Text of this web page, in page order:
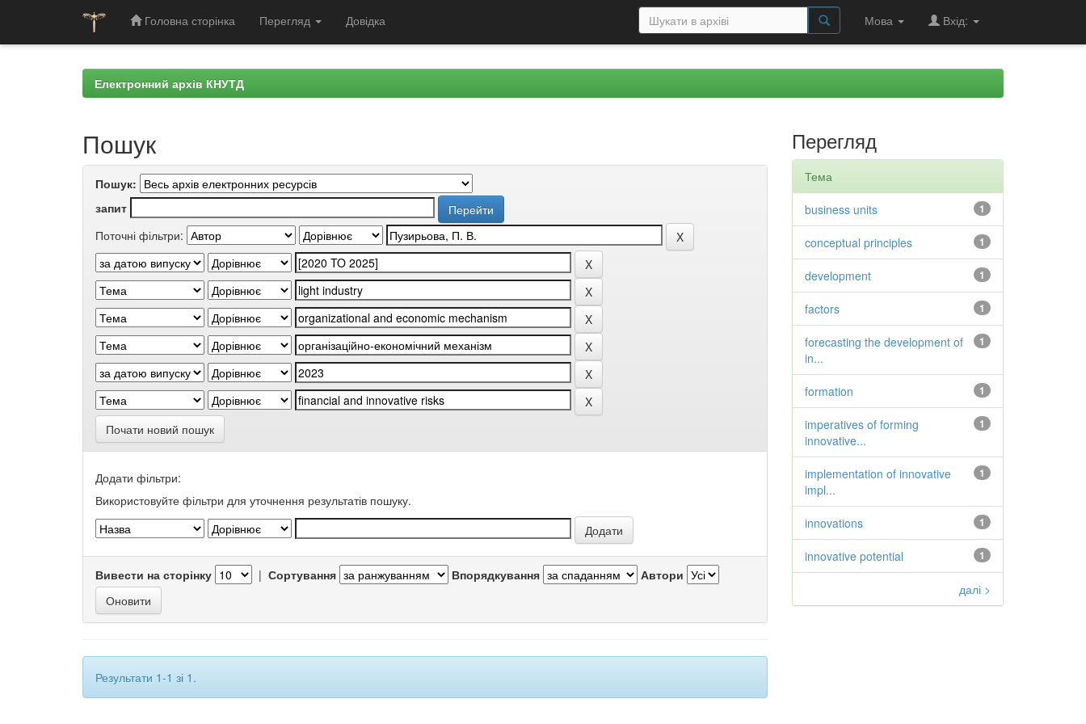
Головна сторінка Перегляд Довідка Мова Вхід:
Електронний архів КНУТД
Пошук
Пошук:
запит
Поточні фільтри:
Почати новий пошук
Додати фільтри:
Використовуйте фільтри для уточнення результатів пошуку.
Вивести на сторінку | Сортування Впорядкування Автори
Результати 1-1 зі 1.
Перегляд
Тема
1
business units
1
conceptual principles
1
development
1
factors
1
forecasting the development of
in...
1
formation
1
imperatives of forming
innovative...
1
implementation of innovative
impl...
1
innovations
1
innovative potential
далі >